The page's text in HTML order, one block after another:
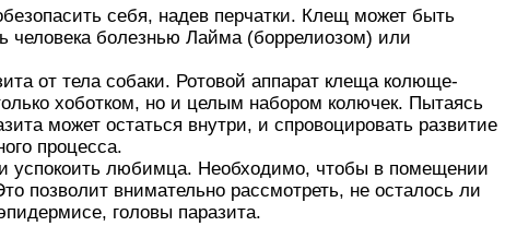
себя, надев перчатки. Клещ может быть
человека болезнью Лайма (боррелиозом) или
от тела собаки. Ротовой аппарат клеща колюще-
хоботком, но и целым набором колючек. Пытаясь
может остаться внутри, и спровоцировать развитие
процесса.
и успокоить любимца. Необходимо, чтобы в помещении
позволит внимательно рассмотреть, не осталось ли
головы паразита.